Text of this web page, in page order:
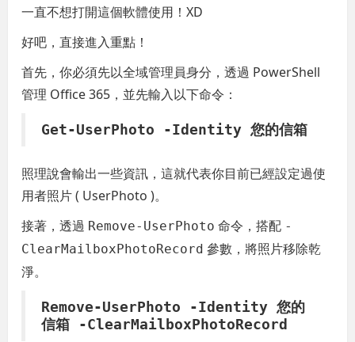
一直不想打開這個軟體使用！XD
好吧，直接進入重點！
首先，你必須先以全域管理員身分，透過 PowerShell
管理 Office 365，並先輸入以下命令：
Get-UserPhoto -Identity 您的信箱
照理說會輸出一些資訊，這就代表你目前已經設定過使
用者照片 ( UserPhoto )。
接著，透過 Remove-UserPhoto 命令，搭配 -
ClearMailboxPhotoRecord 參數，將照片移除乾
淨。
Remove-UserPhoto -Identity 您的
信箱 -ClearMailboxPhotoRecord